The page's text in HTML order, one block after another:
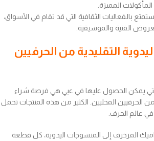
المميزة.
بالفعاليات الثقافية التي قد تقام في الأسواق،
الفنية والموسيقية.
التقليدية من الحرفيين
يمكن الحصول عليها في عبي هي فرصة شراء
من الحرفيين المحليين. الكثير من هذه المنتجات تحمل
عالم الحرف.
المزخرف إلى المنسوجات اليدوية، كل قطعة